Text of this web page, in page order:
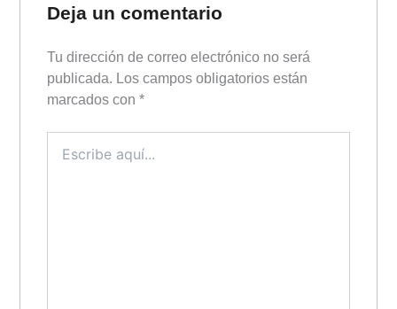
Deja un comentario
Tu dirección de correo electrónico no será
publicada. Los campos obligatorios están
marcados con*
aquí...